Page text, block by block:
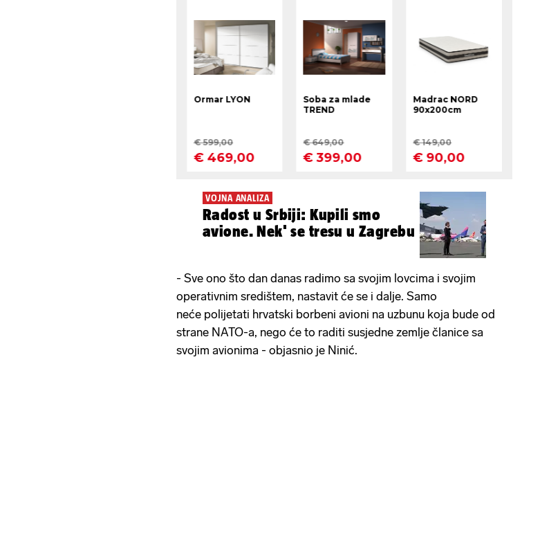
VOJNA ANALIZA
Radost u Srbiji: Kupili smo
avione. Nek' se tresu u Zagrebu
- Sve ono što dan danas radimo sa svojim lovcima i svojim
operativnim središtem, nastavit će se i dalje. Samo
neće polijetati hrvatski borbeni avioni na uzbunu koja bude od
strane NATO-a, nego će to raditi susjedne zemlje članice sa
svojim avionima - objasnio je Ninić.